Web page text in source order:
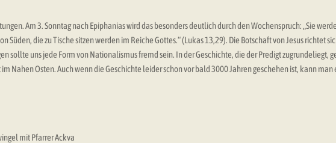
Am 3. Sonntag nach Epiphanias wird das besonders deutlich durch den Wochenspruch: „Sie
Süden, die zu Tische sitzen werden im Reiche Gottes.“ (Lukas 13,29). Die Botschaft von Jesus richtet
sollte uns jede Form von Nationalismus fremd sein. In der Geschichte, die der Predigt zugrundeliegt,
Nahen Osten. Auch wenn die Geschichte leider schon vor bald 3000 Jahren geschehen ist, kann man
mit Pfarrer Ackva